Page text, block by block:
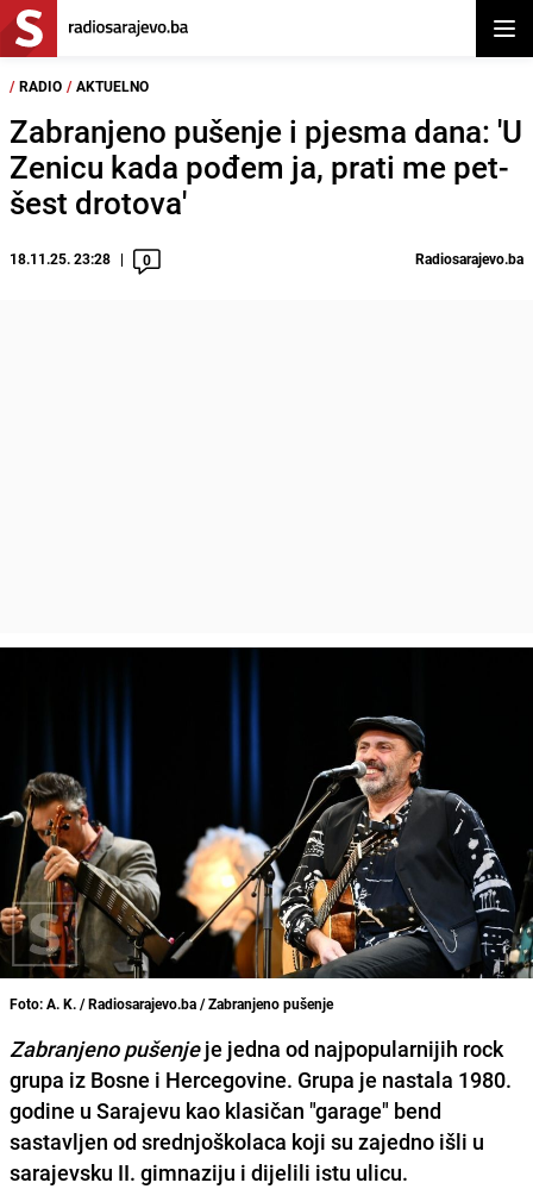
/ RADIO / AKTUELNO
Zabranjeno pušenje i pjesma dana: 'U
Zenicu kada pođem ja, prati me pet-
šest drotova'
18.11.25. 23:28 0 Radiosarajevo.ba
Foto: A. K. / Radiosarajevo.ba / Zabranjeno pušenje
Zabranjeno pušenjeje jedna od najpopularnijih rock
grupa iz Bosne i Hercegovine. Grupa je nastala 1980.
godine u Sarajevu kao klasičan "garage" bend
sastavljen od srednjoškolaca koji su zajedno išli u
sarajevsku II. gimnaziju i dijelili istu ulicu.